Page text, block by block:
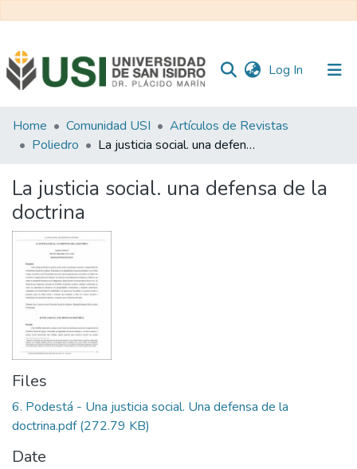
Log In (current)
Communities
&
All of RI USI
Statistics
Home Comunidad USI
Artículos de Revistas
Poliedro
La justicia social. una defensa de la doctrina
La justicia social. una defensa de la
doctrina
Files
6. Podestá - Una justicia social. Una defensa de la
doctrina.pdf(272.79 KB)
Date